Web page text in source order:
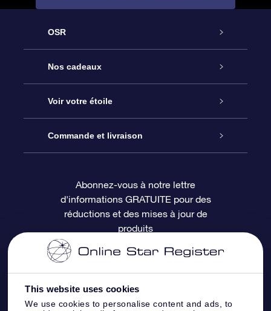
This website uses cookies
We use cookies to personalise content and ads, to
OSR
Service
À propos de l’OSR
Nous contacter
Questions fréquemment posées
Revues
Nos cadeaux
Cadeau d’étoile en ligne
Coffret cadeau OSR
Carte cadeau OSR
Voir votre étoile
Registre des étoiles
Page d’accueil personnalisée
Un million d’étoiles
Écran de veille OSR
Appli Voler vers les étoiles
Commande et livraison
Informations de paiement
Informations d’expédition
Politique de retour
Constellations
Abonnez-vous à notre lettre
d'informations GRATUITE pour des
réductions et des mises à jour de
produits